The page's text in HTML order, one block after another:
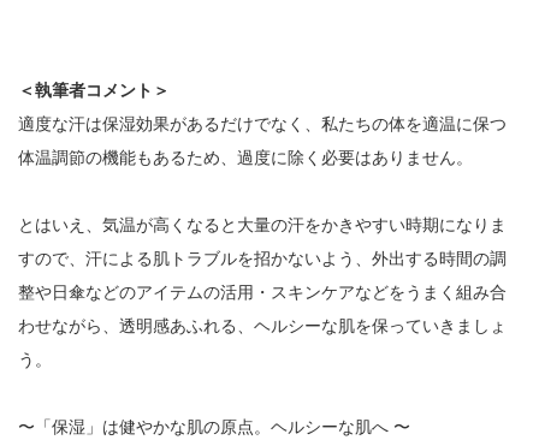
＜執筆者コメント＞
適度な汗は保湿効果があるだけでなく、私たちの体を適温に保つ
体温調節の機能もあるため、過度に除く必要はありません。
とはいえ、気温が高くなると大量の汗をかきやすい時期になりま
すので、汗による肌トラブルを招かないよう、外出する時間の調
整や日傘などのアイテムの活用・スキンケアなどをうまく組み合
わせながら、透明感あふれる、ヘルシーな肌を保っていきましょ
う。
〜「保湿」は健やかな肌の原点。ヘルシーな肌へ 〜